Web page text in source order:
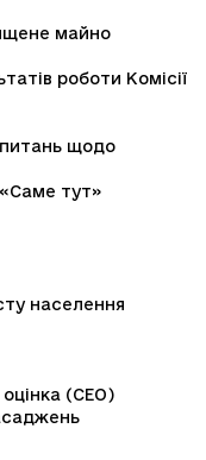
майно
роботи Комісії
питань щодо
тут»
населення
оцінка (СЕО)